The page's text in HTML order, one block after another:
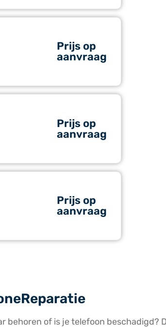
Prijs op
aanvraag
Prijs op
aanvraag
Prijs op
aanvraag
behoren of is je telefoon beschadigd?